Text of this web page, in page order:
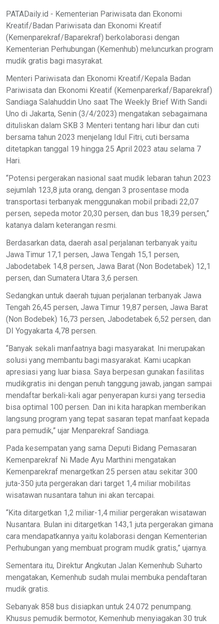
PATADaily.id - Kementerian Pariwisata dan Ekonomi
Kreatif/Badan Pariwisata dan Ekonomi Kreatif
(Kemenparekraf/Baparekraf) berkolaborasi dengan
Kementerian Perhubungan (Kemenhub) meluncurkan program
mudik gratis bagi masyrakat.
Menteri Pariwisata dan Ekonomi Kreatif/Kepala Badan
Pariwisata dan Ekonomi Kreatif (Kemenparerkaf/Baparekraf)
Sandiaga Salahuddin Uno saat The Weekly Brief With Sandi
Uno di Jakarta, Senin (3/4/2023) mengatakan sebagaimana
dituliskan dalam SKB 3 Menteri tentang hari libur dan cuti
bersama tahun 2023 menjelang Idul Fitri, cuti bersama
ditetapkan tanggal 19 hingga 25 April 2023 atau selama 7
Hari.
“Potensi pergerakan nasional saat mudik lebaran tahun 2023
sejumlah 123,8 juta orang, dengan 3 prosentase moda
transportasi terbanyak menggunakan mobil pribadi 22,07
persen, sepeda motor 20,30 persen, dan bus 18,39 persen,”
katanya dalam keterangan resmi.
Berdasarkan data, daerah asal perjalanan terbanyak yaitu
Jawa Timur 17,1 persen, Jawa Tengah 15,1 persen,
Jabodetabek 14,8 persen, Jawa Barat (Non Bodetabek) 12,1
persen, dan Sumatera Utara 3,6 persen.
Sedangkan untuk daerah tujuan perjalanan terbanyak Jawa
Tengah 26,45 persen, Jawa Timur 19,87 persen, Jawa Barat
(Non Bodebek) 16,73 persen, Jabodetabek 6,52 persen, dan
DI Yogyakarta 4,78 persen.
“Banyak sekali manfaatnya bagi masyarakat. Ini merupakan
solusi yang membantu bagi masyarakat. Kami ucapkan
apresiasi yang luar biasa. Saya berpesan gunakan fasilitas
mudikgratis ini dengan penuh tanggung jawab, jangan sampai
mendaftar berkali-kali agar penyerapan kursi yang tersedia
bisa optimal 100 persen. Dan ini kita harapkan memberikan
langsung program yang tepat sasaran tepat manfaat kepada
para pemudik,” ujar Menparekraf Sandiaga.
Pada kesempatan yang sama Deputi Bidang Pemasaran
Kemenparekraf Ni Made Ayu Marthini mengatakan
Kemenparekraf menargetkan 25 persen atau sekitar 300
juta-350 juta pergerakan dari target 1,4 miliar mobilitas
wisatawan nusantara tahun ini akan tercapai.
“Kita ditargetkan 1,2 miliar-1,4 miliar pergerakan wisatawan
Nusantara. Bulan ini ditargetkan 143,1 juta pergerakan gimana
cara mendapatkannya yaitu kolaborasi dengan Kementerian
Perhubungan yang membuat program mudik gratis,” ujarnya.
Sementara itu, Direktur Angkutan Jalan Kemenhub Suharto
mengatakan, Kemenhub sudah mulai membuka pendaftaran
mudik gratis.
Sebanyak 858 bus disiapkan untuk 24.072 penumpang.
Khusus pemudik bermotor, Kemenhub menyiagakan 30 truk